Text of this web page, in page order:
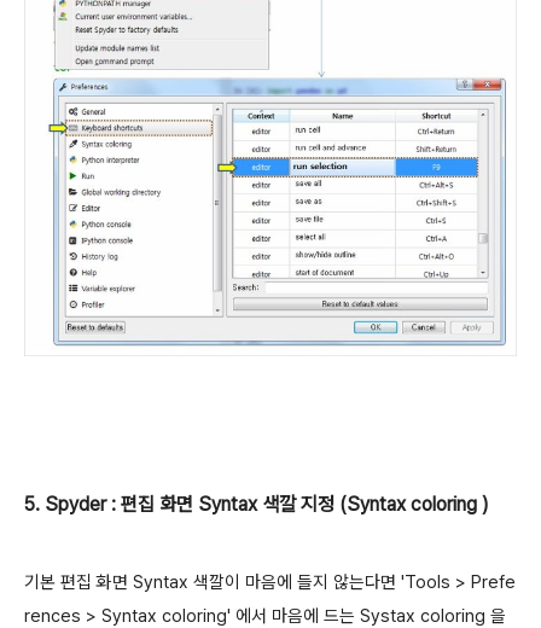
5. Spyder : 편집 화면 Syntax 색깔 지정 (Syntax coloring )
기본 편집 화면 Syntax 색깔이 마음에 들지 않는다면 'Tools > Prefe
rences > Syntax coloring' 에서 마음에 드는 Systax coloring 을